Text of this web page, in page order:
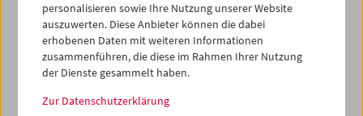
personalisieren sowie Ihre Nutzung unserer Website
auszuwerten. Diese Anbieter können die dabei
erhobenen Daten mit weiteren Informationen
zusammenführen, die diese im Rahmen Ihrer Nutzung
der Dienste gesammelt haben.
Zur Datenschutzerklärung